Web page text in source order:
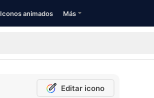
Iconos animados Más
Editar icono